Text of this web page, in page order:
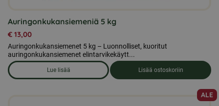
Auringonkukansiemeniä 5 kg
€ 13,00
Auringonkukansiemenet 5 kg – Luonnolliset, kuoritut
auringonkukansiemenet elintarvikekäytt...
Lue lisää
om produkten Auringonkukansiemeniä 5 kg
Lisää ostoskoriin
ALE